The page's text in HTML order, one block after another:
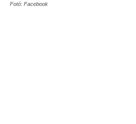
Fotó: Facebook